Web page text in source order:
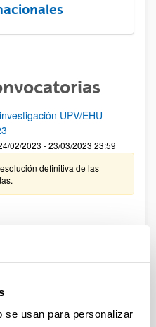
se usan para personalizar
UPV/EHU-
02/2023 - 23/03/2023 23:59
definitiva de las
language from the
04/2023 - 12/05/2023 23:59